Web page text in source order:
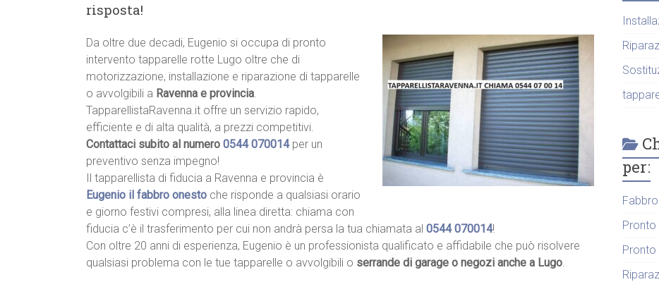
risposta!
Da oltre due decadi, Eugenio si occupa di pronto
intervento tapparelle rotte Lugo oltre che di
motorizzazione, installazione e riparazione di tapparelle
o avvolgibili a Ravenna e provincia.
TapparellistaRavenna.it offre un servizio rapido,
efficiente e di alta qualità, a prezzi competitivi.
Contattaci subito al numero 0544 070014per un
preventivo senza impegno!
Il tapparellista di fiducia a Ravenna e provincia è
Eugenio il fabbro onesto che risponde a qualsiasi orario
e giorno festivi compresi, alla linea diretta: chiama con
fiducia c’è il trasferimento per cui non andrà persa la tua chiamata al 0544 070014!
Con oltre 20 anni di esperienza, Eugenio è un professionista qualificato e affidabile che può risolvere
qualsiasi problema con le tue tapparelle o avvolgibili o serrande di garage o negozi anche a Lugo.
per:
Pronto
Pronto